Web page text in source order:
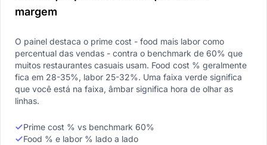
margem
O painel destaca o prime cost - food mais labor como
percentual das vendas - contra o benchmark de 60% que
muitos restaurantes casuais usam. Food cost % geralmente
fica em 28-35%, labor 25-32%. Uma faixa verde significa
que você está na faixa, âmbar significa hora de olhar as
linhas.
Prime cost % vs benchmark 60%
Food % e labor % lado a lado